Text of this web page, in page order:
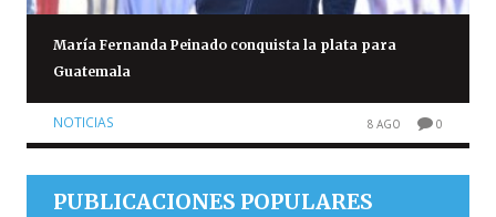
María Fernanda Peinado conquista la plata para
Guatemala
NOTICIAS 8 AGO 0
PUBLICACIONES POPULARES